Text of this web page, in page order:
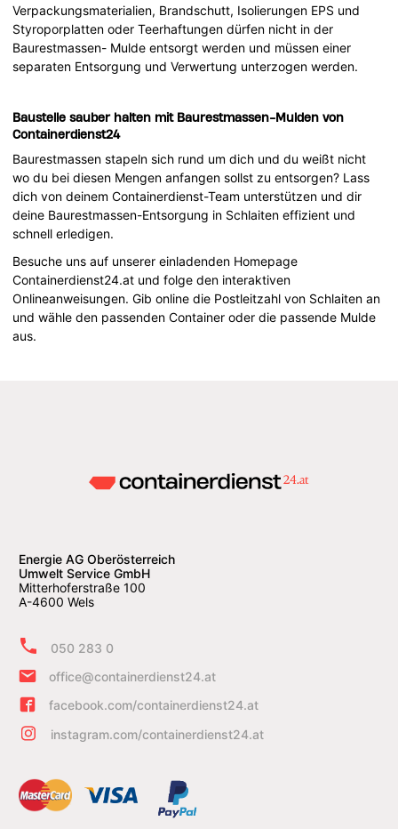
Verpackungsmaterialien, Brandschutt, Isolierungen EPS und
Styroporplatten oder Teerhaftungen dürfen nicht in der
Baurestmassen- Mulde entsorgt werden und müssen einer
separaten Entsorgung und Verwertung unterzogen werden.
Baustelle sauber halten mit Baurestmassen-Mulden von
Containerdienst24
Baurestmassen stapeln sich rund um dich und du weißt nicht
wo du bei diesen Mengen anfangen sollst zu entsorgen? Lass
dich von deinem Containerdienst-Team unterstützen und dir
deine Baurestmassen-Entsorgung in Schlaiten effizient und
schnell erledigen.
Besuche uns auf unserer einladenden Homepage
Containerdienst24.at und folge den interaktiven
Onlineanweisungen. Gib online die Postleitzahl von Schlaiten an
und wähle den passenden Container oder die passende Mulde
aus.
Energie AG Oberösterreich
Umwelt Service GmbH
Mitterhoferstraße 100
A-4600 Wels
050 283 0
office@containerdienst24.at
facebook.com/containerdienst24.at
instagram.com/containerdienst24.at